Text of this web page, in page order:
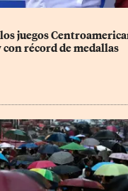
juegos
récord de medallas